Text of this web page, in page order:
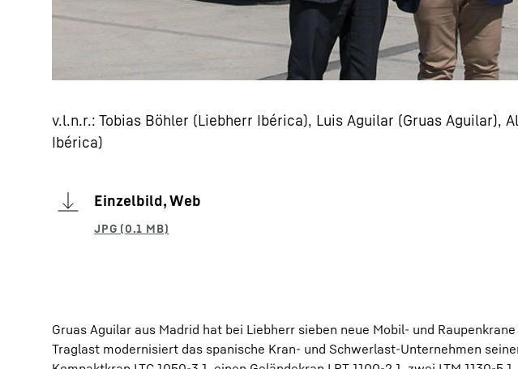
v.l.n.r.: Tobias Böhler (Liebherr Ibérica), Luis Aguilar (Gruas Aguilar),
Ibérica)
Einzelbild, Web
Gruas Aguilar aus Madrid hat bei Liebherr sieben neue Mobil- und
Traglast modernisiert das spanische Kran- und Schwerlast-Unternehmen